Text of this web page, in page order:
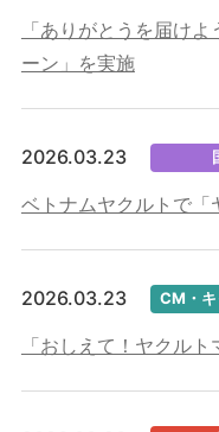
「ありがとうを届け
ーン」を実施
2026.03.23
ベトナムヤクルトで「
2026.03.23 CM・
「おしえて！ヤクル